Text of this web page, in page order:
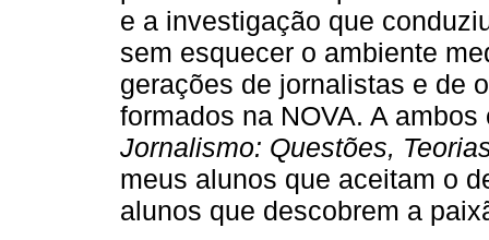
e a investigação que
sem esquecer o ambiente
gerações de jornalistas e de
formados na NOVA. A
Jornalismo: Questões,
meus alunos que aceitam o
alunos que descobrem a